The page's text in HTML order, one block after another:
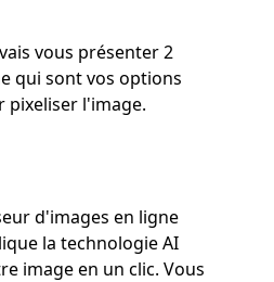
vous présenter 2
qui sont vos options
pixeliser l'image.
d'images en ligne
la technologie AI
image en un clic. Vous